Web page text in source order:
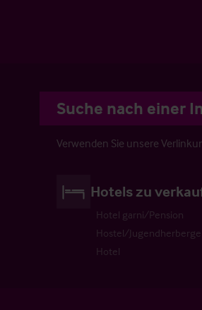
Suche nach einer
Verwenden Sie unsere
Hotels zu
Hotel garni/Pension
Hostel/Jugendherberge
Hotel